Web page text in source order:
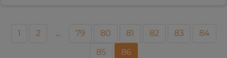
1 2 ... 79 80 81 82 83
84
85
86